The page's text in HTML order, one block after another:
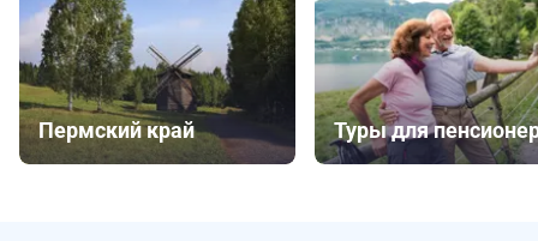
Пермский край Туры для